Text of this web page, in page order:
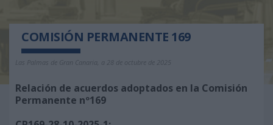
COMISIÓN PERMANENTE 169
Las Palmas de Gran Canaria, a 28 de octubre de 2025
Relación de acuerdos adoptados en la Comisión
Permanente nº169